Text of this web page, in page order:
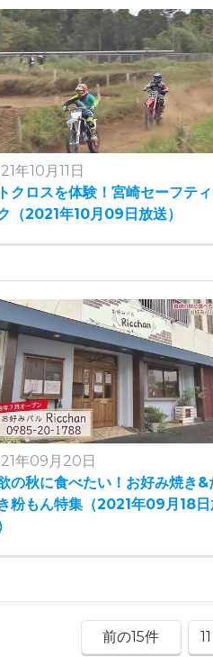
年10月11日
クロスを体験！宮崎セーフテ
（2021年10月09日放送）
年09月20日
の秋に食べたい！お好み焼き&
粉もん特集（2021年09月18日
前の15件 11